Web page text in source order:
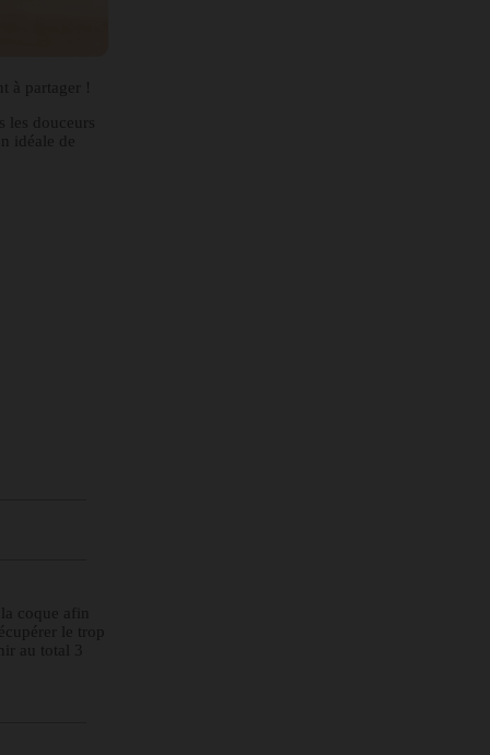
à partager !
les douceurs
idéale de
coque afin
le trop
au total 3